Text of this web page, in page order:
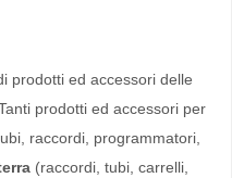
prodotti ed accessori delle
prodotti ed accessori per
raccordi, programmatori,
(raccordi, tubi, carrelli,